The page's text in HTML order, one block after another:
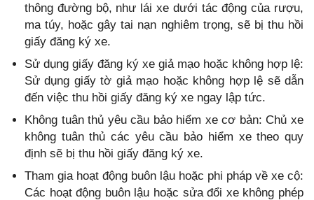
thông đường bộ, như lái xe dưới tác động của rượu,
ma túy, hoặc gây tai nạn nghiêm trọng, sẽ bị thu hồi
giấy đăng ký xe.
Sử dụng giấy đăng ký xe giả mạo hoặc không hợp lệ:
Sử dụng giấy tờ giả mạo hoặc không hợp lệ sẽ dẫn
đến việc thu hồi giấy đăng ký xe ngay lập tức.
Không tuân thủ yêu cầu bảo hiểm xe cơ bản: Chủ xe
không tuân thủ các yêu cầu bảo hiểm xe theo quy
định sẽ bị thu hồi giấy đăng ký xe.
Tham gia hoạt động buôn lậu hoặc phi pháp về xe cộ:
Các hoạt động buôn lậu hoặc sửa đổi xe không phép